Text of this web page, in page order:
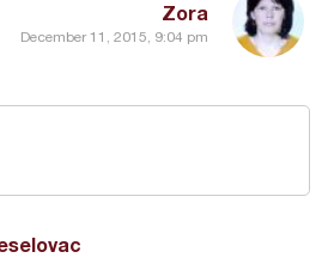
Zora
December 11, 2015, 9:04 pm